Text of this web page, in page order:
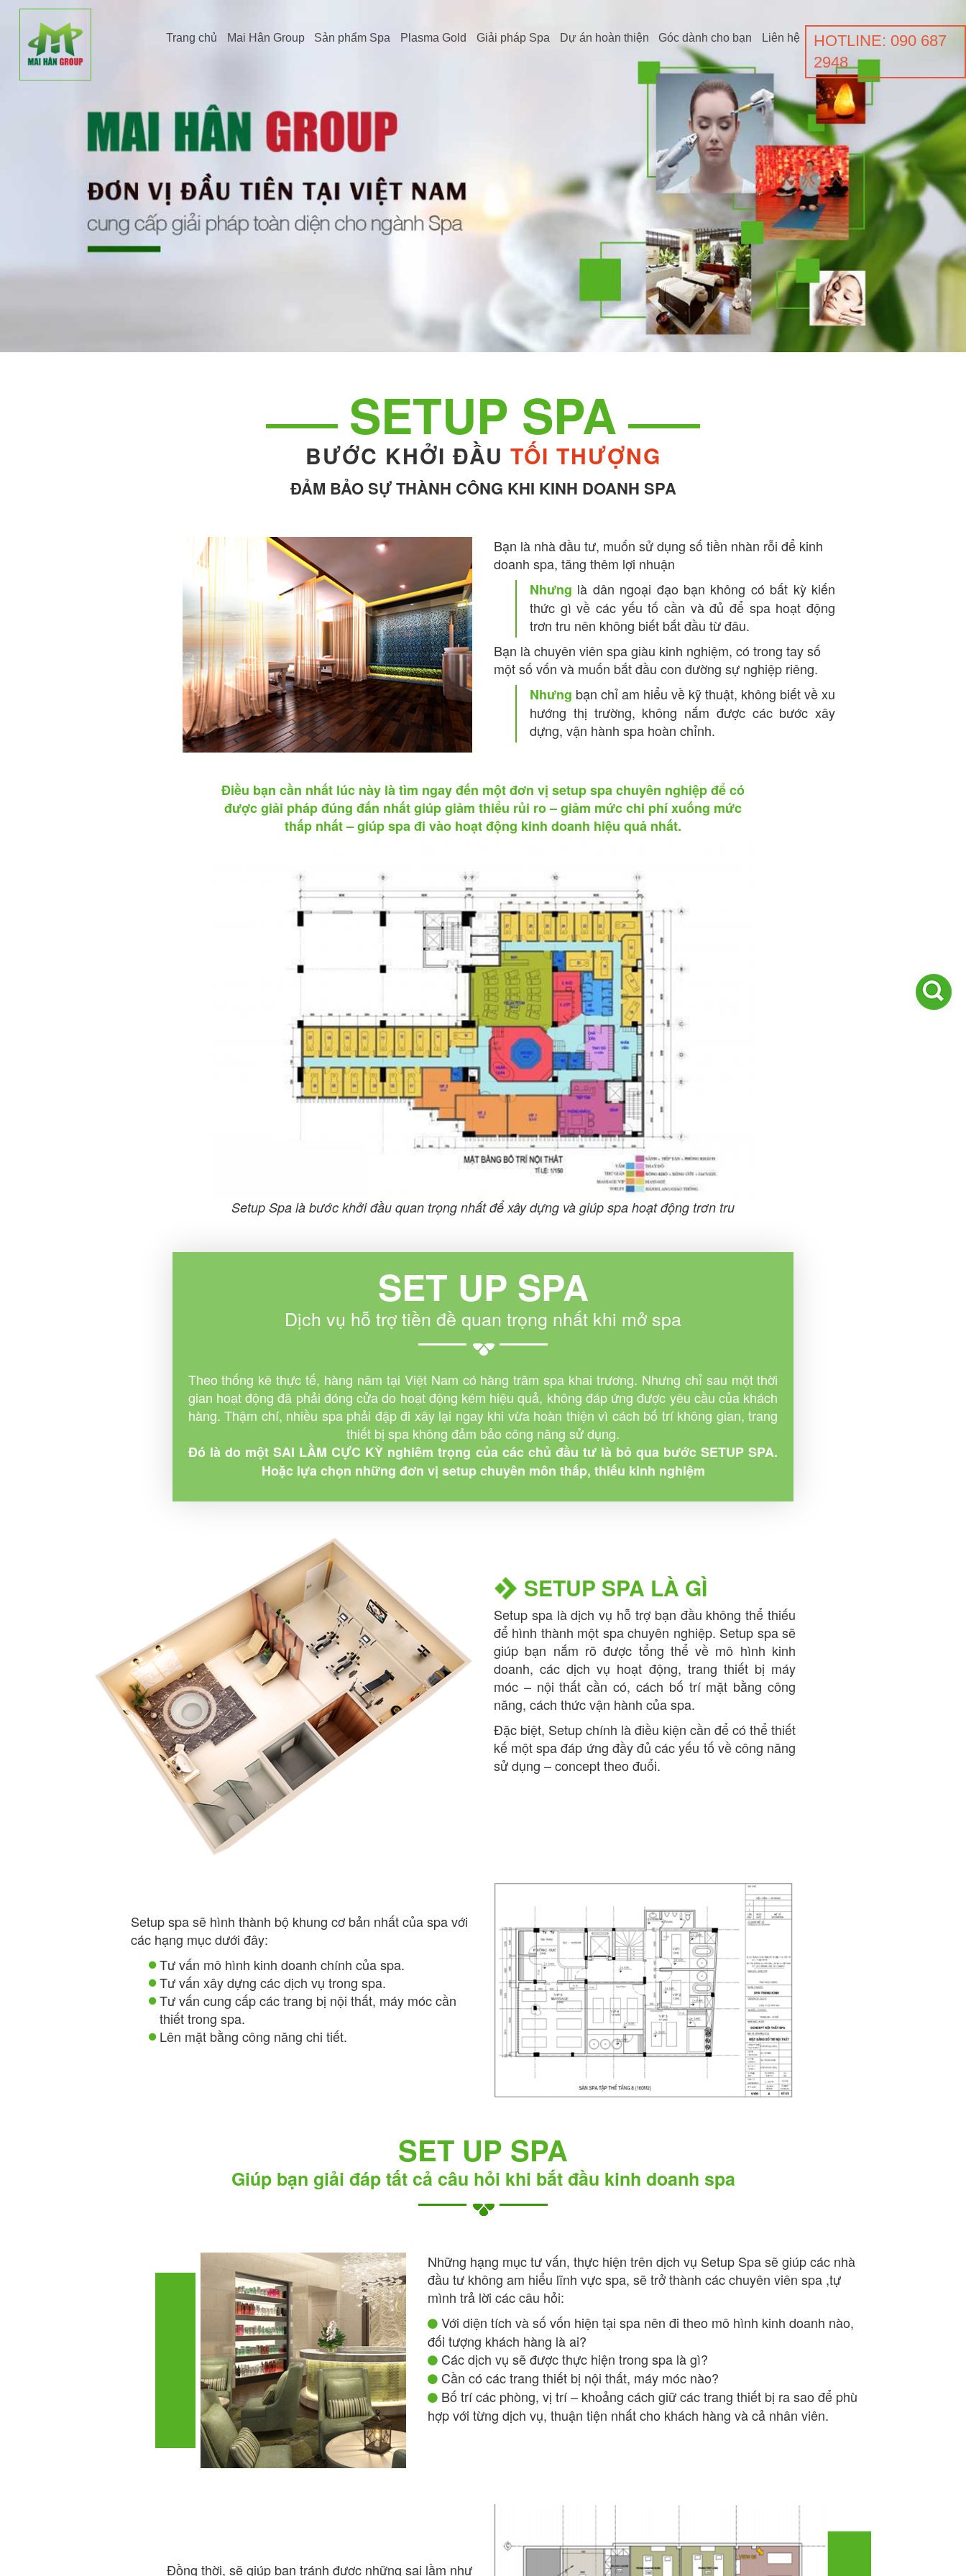
Trang chủ Mai Hân Group Sản phẩm Spa Plasma Gold Giải pháp Spa Dự án hoàn thiện Góc dành cho bạn Liên hệ
HOTLINE: 090 687
2948
SETUP SPA
BƯỚC KHỞI ĐẦU TỐI THƯỢNG
ĐẢM BẢO SỰ THÀNH CÔNG KHI KINH DOANH SPA
Bạn là nhà đầu tư, muốn sử dụng số tiền nhàn rỗi để kinh
doanh spa, tăng thêm lợi nhuận
Nhưng là dân ngoại đạo bạn không có bất kỳ kiến
thức gì về các yếu tố cần và đủ để spa hoạt động
trơn tru nên không biết bắt đầu từ đâu.
Bạn là chuyên viên spa giàu kinh nghiệm, có trong tay số
một số vốn và muốn bắt đầu con đường sự nghiệp riêng.
Nhưng bạn chỉ am hiểu về kỹ thuật, không biết về xu
hướng thị trường, không nắm được các bước xây
dựng, vận hành spa hoàn chỉnh.
Điều bạn cần nhất lúc này là tìm ngay đến một đơn vị setup spa chuyên nghiệp để có
được giải pháp đúng đắn nhất giúp giảm thiểu rủi ro – giảm mức chi phí xuống mức
thấp nhất – giúp spa đi vào hoạt động kinh doanh hiệu quả nhất.
Setup Spa là bước khởi đầu quan trọng nhất để xây dựng và giúp spa hoạt động trơn tru
SET UP SPA
Dịch vụ hỗ trợ tiền đề quan trọng nhất khi mở spa
Theo thống kê thực tế, hàng năm tại Việt Nam có hàng trăm spa khai trương. Nhưng chỉ sau một thời
gian hoạt động đã phải đóng cửa do hoạt động kém hiệu quả, không đáp ứng được yêu cầu của khách
hàng. Thậm chí, nhiều spa phải đập đi xây lại ngay khi vừa hoàn thiện vì cách bố trí không gian, trang
thiết bị spa không đảm bảo công năng sử dụng.
Đó là do một SAI LẦM CỰC KỲ nghiêm trọng của các chủ đầu tư là bỏ qua bước SETUP SPA.
Hoặc lựa chọn những đơn vị setup chuyên môn thấp, thiếu kinh nghiệm
Setup spa sẽ hình thành bộ khung cơ bản nhất của spa với
các hạng mục dưới đây:
Tư vấn mô hình kinh doanh chính của spa.
Tư vấn xây dựng các dịch vụ trong spa.
Tư vấn cung cấp các trang bị nội thất, máy móc cần
thiết trong spa.
Lên mặt bằng công năng chi tiết.
SETUP SPA LÀ GÌ
Setup spa là dịch vụ hỗ trợ bạn đầu không thể thiếu
để hình thành một spa chuyên nghiệp. Setup spa sẽ
giúp bạn nắm rõ được tổng thể về mô hình kinh
doanh, các dịch vụ hoạt động, trang thiết bị máy
móc – nội thất cần có, cách bố trí mặt bằng công
năng, cách thức vận hành của spa.
Đặc biệt, Setup chính là điều kiện cần để có thể thiết
kế một spa đáp ứng đầy đủ các yếu tố về công năng
sử dụng – concept theo đuổi.
SET UP SPA
Giúp bạn giải đáp tất cả câu hỏi khi bắt đầu kinh doanh spa
Những hạng mục tư vấn, thực hiện trên dịch vụ Setup Spa sẽ giúp các nhà
đầu tư không am hiểu lĩnh vực spa, sẽ trở thành các chuyên viên spa ,tự
mình trả lời các câu hỏi:
Với diện tích và số vốn hiện tại spa nên đi theo mô hình kinh doanh nào,
đối tượng khách hàng là ai?
Các dịch vụ sẽ được thực hiện trong spa là gì?
Cần có các trang thiết bị nội thất, máy móc nào?
Bố trí các phòng, vị trí – khoảng cách giữ các trang thiết bị ra sao để phù
hợp với từng dịch vụ, thuận tiện nhất cho khách hàng và cả nhân viên.
Đồng thời, sẽ giúp bạn tránh được những sai lầm như